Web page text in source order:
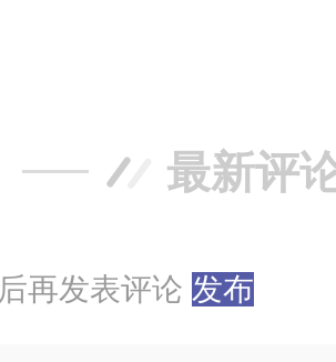
最新评
后再发表评论 发布